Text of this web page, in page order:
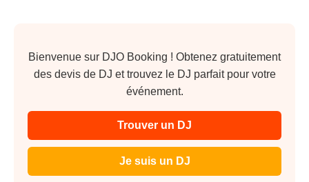
Bienvenue sur DJO Booking ! Obtenez gratuitement
des devis de DJ et trouvez le DJ parfait pour votre
événement.
Trouver un DJ
Je suis un DJ